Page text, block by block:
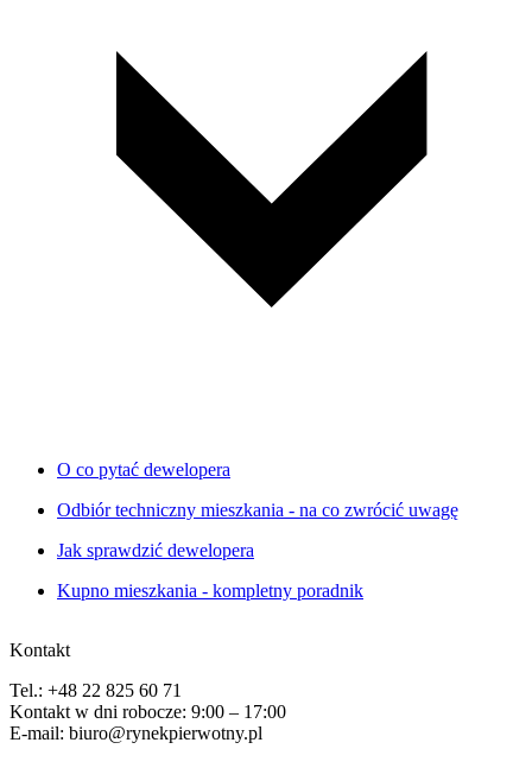
O co pytać dewelopera
Odbiór techniczny mieszkania - na co zwrócić uwagę
Jak sprawdzić dewelopera
Kupno mieszkania - kompletny poradnik
Kontakt
Tel.: +48 22 825 60 71
Kontakt w dni robocze: 9:00 – 17:00
E-mail: biuro@rynekpierwotny.pl